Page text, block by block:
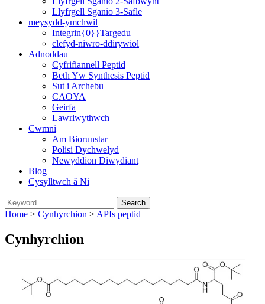
Llyfrgell Sganio 3-Safle
meysydd-ymchwil
Integrin{0}}Targedu
clefyd-niwro-ddirywiol
Adnoddau
Cyfrifiannell Peptid
Beth Yw Synthesis Peptid
Sut i Archebu
CAOYA
Geirfa
Lawrlwythwch
Cwmni
Am Biorunstar
Polisi Dychwelyd
Newyddion Diwydiant
Blog
Cysylltwch â Ni
Home > Cynhyrchion > APIs peptid
Cynhyrchion